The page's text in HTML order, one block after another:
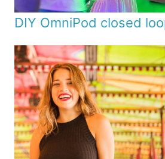
DIY OmniPod closed